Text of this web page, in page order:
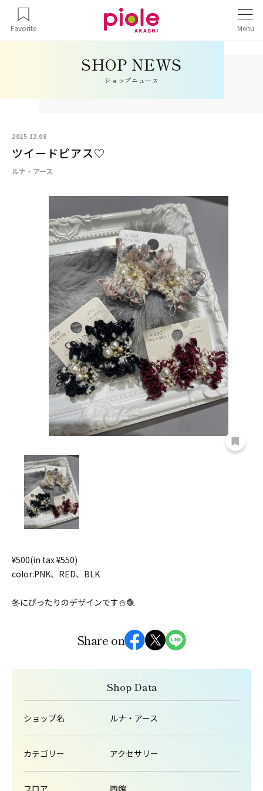
Favorite Menu
ショップニュース
2025.12.08
ツイードピアス♡
ルナ・アース
¥500(in tax ¥550)
color:PNK、RED、BLK
冬にぴったりのデザインです⛄️🧶
Share on
Shop Data
ショップ名 ルナ・アース
カテゴリー アクセサリー
フロア 西館